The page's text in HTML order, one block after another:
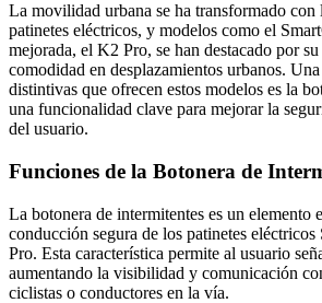
La movilidad urbana se ha transformado con
patinetes eléctricos, y modelos como el
mejorada, el K2 Pro, se han destacado por
comodidad en desplazamientos urbanos.
distintivas que ofrecen estos modelos es la
una funcionalidad clave para mejorar la
del usuario.
Funciones de la Botonera de
La botonera de intermitentes es un elemento
conducción segura de los patinetes
Pro. Esta característica permite al usuario
aumentando la visibilidad y comunicación
ciclistas o conductores en la vía.